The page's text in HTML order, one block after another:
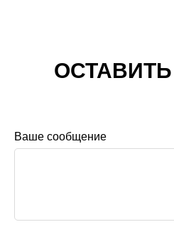
Ваше сообщение